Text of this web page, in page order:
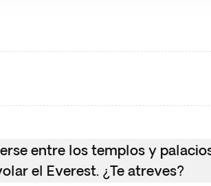
entre los templos y
el Everest. ¿Te atreves?